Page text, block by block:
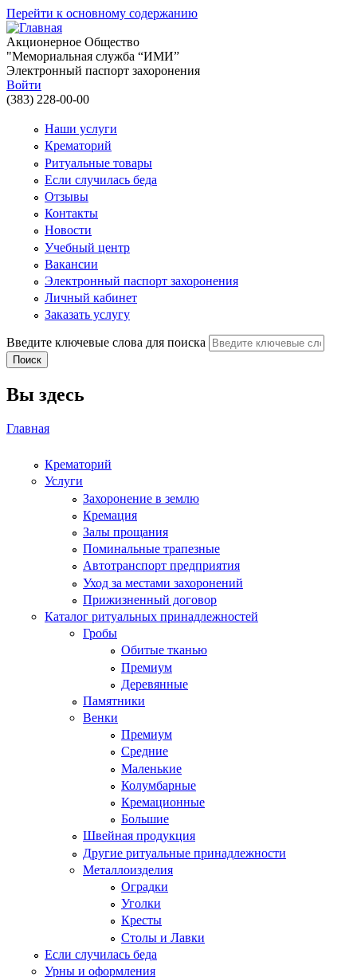
Перейти к основному содержанию
Акционерное Общество
"Мемориальная служба “ИМИ”
Электронный паспорт захоронения
Войти
(383) 228-00-00
Наши услуги
Крематорий
Ритуальные товары
Если случилась беда
Отзывы
Контакты
Новости
Учебный центр
Вакансии
Электронный паспорт захоронения
Личный кабинет
Заказать услугу
Введите ключевые слова для поиска
Вы здесь
Главная
Крематорий
Услуги
Захоронение в землю
Кремация
Залы прощания
Поминальные трапезные
Автотранспорт предприятия
Уход за местами захоронений
Прижизненный договор
Каталог ритуальных принадлежностей
Гробы
Обитые тканью
Премиум
Деревянные
Памятники
Венки
Премиум
Средние
Маленькие
Колумбарные
Кремационные
Большие
Швейная продукция
Другие ритуальные принадлежности
Металлоизделия
Оградки
Уголки
Кресты
Столы и Лавки
Если случилась беда
Урны и оформления